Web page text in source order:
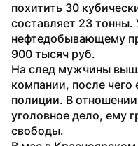
похитить 30
составляет 23
нефтедобывающему
900 тысяч руб.
На след мужчины
компании, после чего
полиции. В
уголовное дело, ему
свободы.